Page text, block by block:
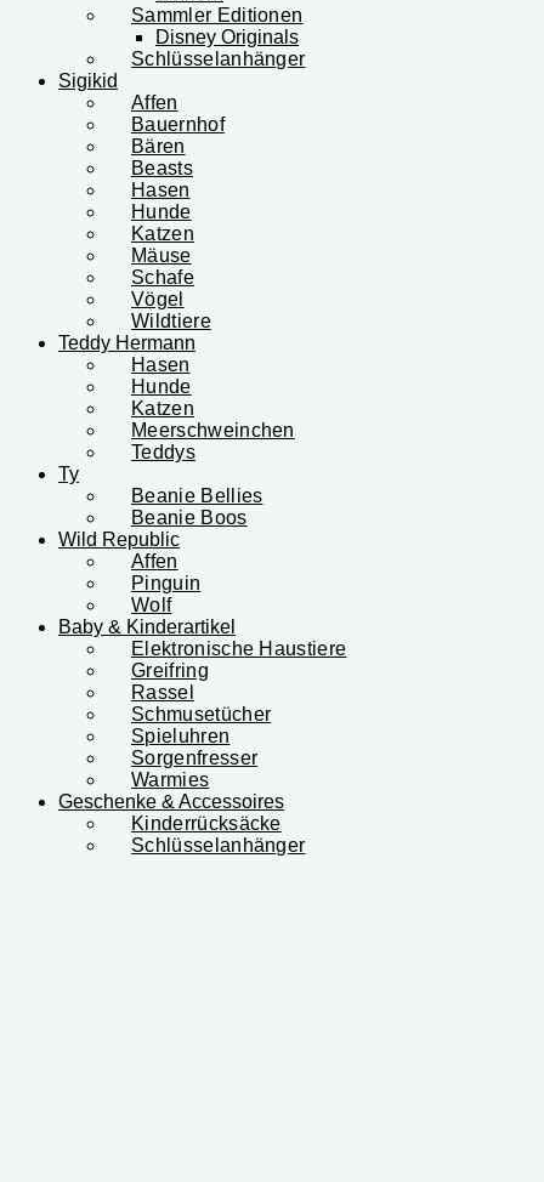
Sammler Editionen
Disney Originals
Schlüsselanhänger
Sigikid
Affen
Bauernhof
Bären
Beasts
Hasen
Hunde
Katzen
Mäuse
Schafe
Vögel
Wildtiere
Teddy Hermann
Hasen
Hunde
Katzen
Meerschweinchen
Teddys
Ty
Beanie Bellies
Beanie Boos
Wild Republic
Affen
Pinguin
Wolf
Baby & Kinderartikel
Elektronische Haustiere
Greifring
Rassel
Schmusetücher
Spieluhren
Sorgenfresser
Warmies
Geschenke & Accessoires
Kinderrücksäcke
Schlüsselanhänger